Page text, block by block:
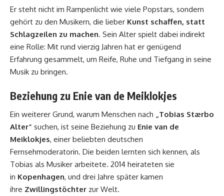
Er steht nicht im Rampenlicht wie viele Popstars, sondern
gehört zu den Musikern, die lieber Kunst schaffen, statt
Schlagzeilen zu machen. Sein Alter spielt dabei indirekt
eine Rolle: Mit rund vierzig Jahren hat er genügend
Erfahrung gesammelt, um Reife, Ruhe und Tiefgang in seine
Musik zu bringen.
Beziehung zu Enie van de Meiklokjes
Ein weiterer Grund, warum Menschen nach
„Tobias Stærbo
Alter“ suchen, ist seine Beziehung zu Enie van de
Meiklokjes, einer beliebten deutschen
Fernsehmoderatorin. Die beiden lernten sich kennen, als
Tobias als Musiker arbeitete. 2014 heirateten sie
in Kopenhagen, und drei Jahre später kamen
ihre Zwillingstöchter zur Welt.